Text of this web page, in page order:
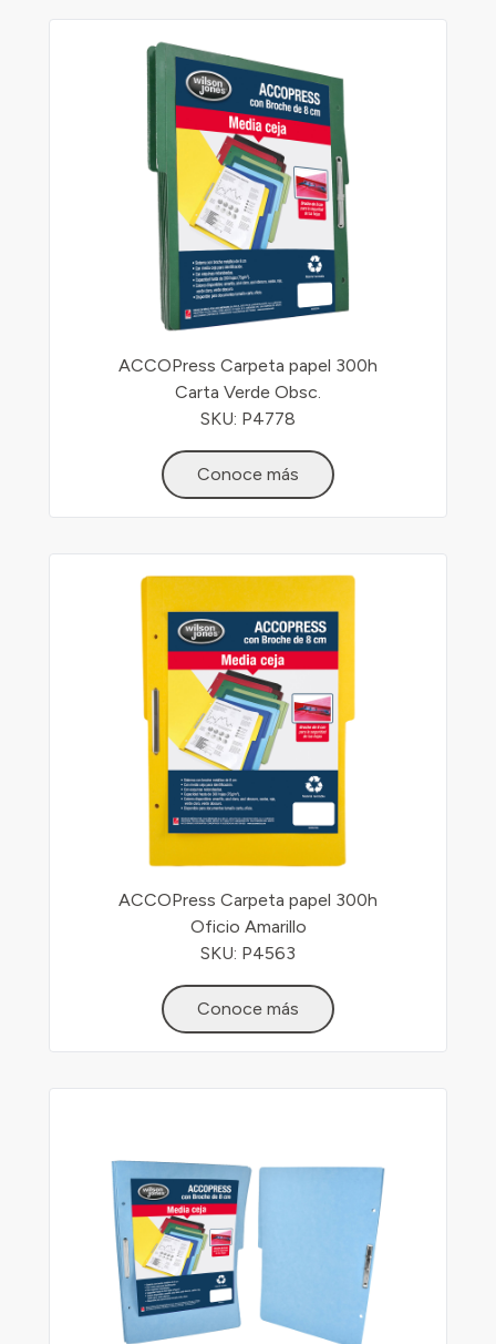
ACCOPress Carpeta papel 300h
Carta Verde Obsc.
SKU: P4778
Conoce más
ACCOPress Carpeta papel 300h
Oficio Amarillo
SKU: P4563
Conoce más